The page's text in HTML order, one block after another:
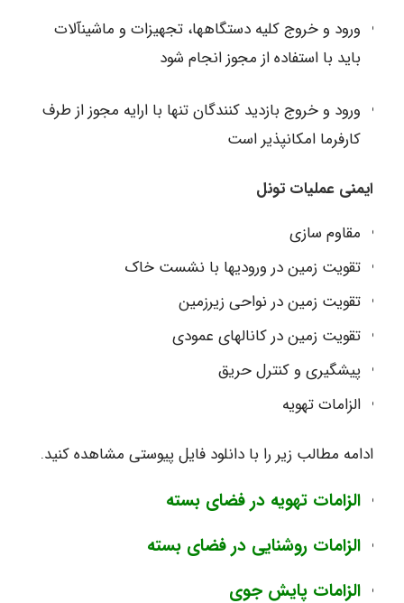
ورود و خروج کلیه دستگاه‏ها، تجهیزات و ماشین‏‏آلات
باید با استفاده از مجوز انجام شود
ورود و خروج بازدید کنندگان تنها با ارایه مجوز از طرف
کارفرما امکانپذیر است
ایمنی عملیات تونل
مقاوم سازی
تقویت زمین در ورودی‏ها با نشست خاک
تقویت زمین در نواحی زیر‏زمین
تقویت زمین در کانال‏های عمودی
پیشگیری و کنترل حریق
الزامات تهویه
ادامه مطالب زیر را با دانلود فایل پیوستی مشاهده کنید.
الزامات تهویه در فضای بسته
الزامات روشنایی در فضای بسته
الزامات پایش جوی